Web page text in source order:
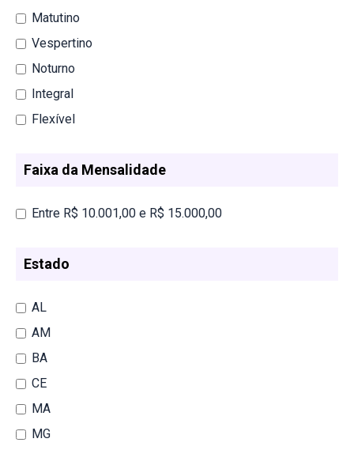
Matutino
Vespertino
Noturno
Integral
Flexível
Faixa da Mensalidade
Entre R$ 10.001,00 e R$ 15.000,00
Estado
AL
AM
BA
CE
MA
MG